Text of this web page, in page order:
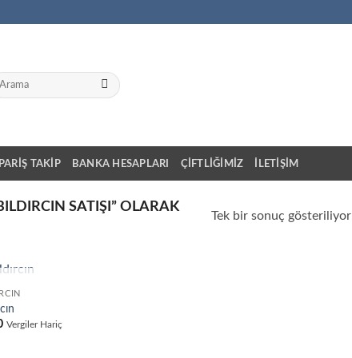
TAKIP BANKA HESAPLARI ÇIFTLIĞIMIZ İLETIŞIM
SATIŞI” OLARAK
Tek bir sonuç gösteriliyor
Vergiler Hariç